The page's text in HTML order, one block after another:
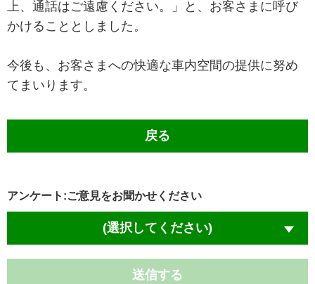
上、通話はご遠慮ください。」と、お客さまに呼び
かけることとしました。
今後も、お客さまへの快適な車内空間の提供に努め
てまいります。
戻る
アンケート:ご意見をお聞かせください
(選択してください)
送信する